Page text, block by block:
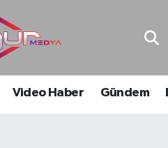
Video Haber Gündem